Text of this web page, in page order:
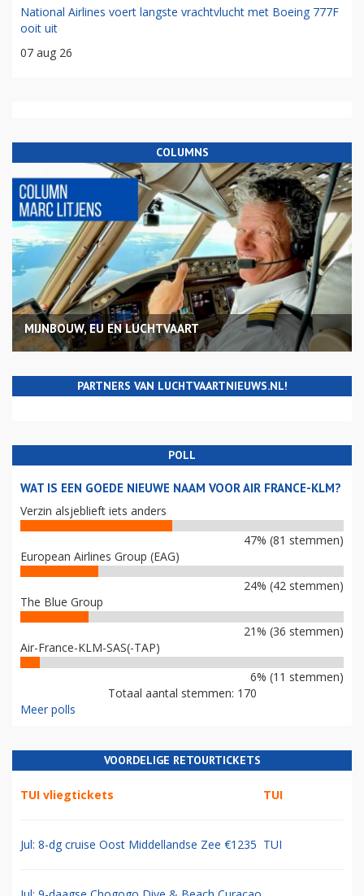
National Airlines voert langste vrachtvlucht met Boeing 777F
ooit uit
07 aug 26
COLUMNS
MIJNBOUW, EU EN LUCHTVAART
PARTNERS VAN LUCHTVAARTNIEUWS.NL!
POLL
WAT IS EEN GOEDE NIEUWE NAAM VOOR AIR FRANCE-KLM?
Verzin alsjeblieft iets anders
47% (81 stemmen)
European Airlines Group (EAG)
24% (42 stemmen)
The Blue Group
21% (36 stemmen)
Air-France-KLM-SAS(-TAP)
6% (11 stemmen)
Totaal aantal stemmen: 170
Meer polls
VOORDELIGE RETOURTICKETS
TUI vliegtickets TUI
Jul: 8-dg cruise Oost Middellandse Zee €1235 TUI